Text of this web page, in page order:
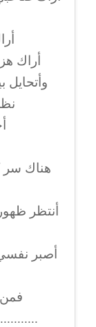
أراك
هناك سر
أنتظر
أصبر نفسي